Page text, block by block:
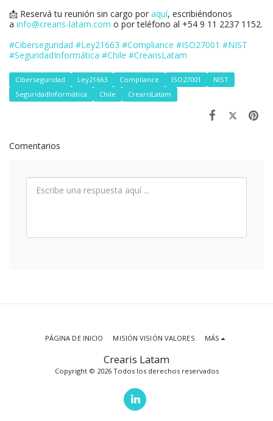
📩 Reservá tu reunión sin cargo por aquí, escribiéndonos
a info@crearis-latam.com o por teléfono al +54 9 11 2237 1152.
#Ciberseguridad #Ley21663 #Compliance #ISO27001 #NIST
#SeguridadInformática #Chile #CrearisLatam
Ciberseguridad Ley21663 Compliance ISO27001
NIST
SeguridadInformática
Chile CrearisLatam
Comentarios
Crearis Latam
Copyright © 2026 Todos los derechos reservados
PÁGINA DE INICIO MISIÓN VISIÓN VALORES MÁS